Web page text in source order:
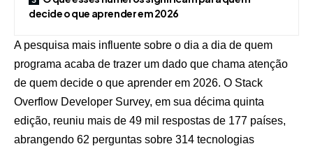
decide o que aprender em 2026
A pesquisa mais influente sobre o dia a dia de quem
programa acaba de trazer um dado que chama atenção
de quem decide o que aprender em 2026. O Stack
Overflow Developer Survey, em sua décima quinta
edição, reuniu mais de 49 mil respostas de 177 países,
abrangendo 62 perguntas sobre 314 tecnologias